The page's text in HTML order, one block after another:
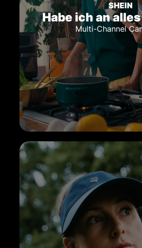
SHEIN
Habe ich an
Multi-Channel